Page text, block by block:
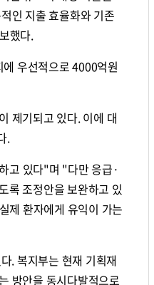
인 지출 효율화와 기존
했다.
우선적으로 4000억원
제기되고 있다. 이에 대
.
고 있다"며 "다만 응급·
록 조정안을 보완하고 있
제 환자에게 유익이 가는
. 복지부는 현재 기획재
방안을 동시다발적으로